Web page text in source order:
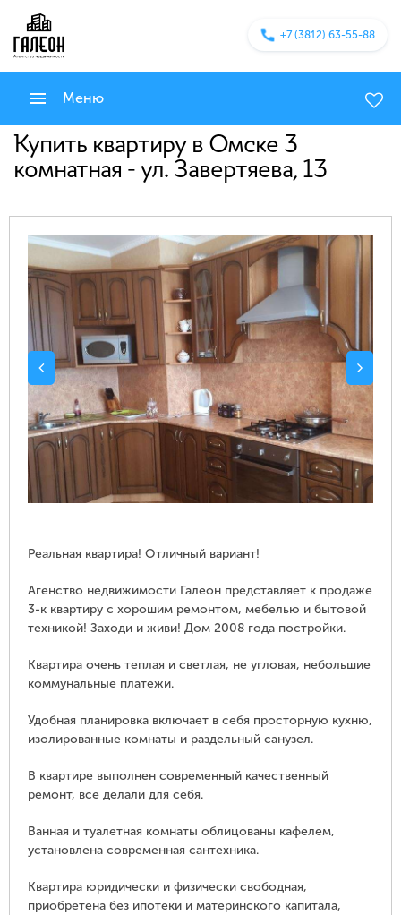
+7 (3812) 63-55-88
Меню
Купить квартиру в Омске 3
комнатная - ул. Завертяева, 13
Реальная квартира! Отличный вариант!
Агенство недвижимости Галеон представляет к продаже
3-к квартиру с хорошим ремонтом, мебелью и бытовой
техникой! Заходи и живи! Дом 2008 года постройки.
Квартира очень теплая и светлая, не угловая, небольшие
коммунальные платежи.
Удобная планировка включает в себя просторную кухню,
изолированные комнаты и раздельный санузел.
В квартире выполнен современный качественный
ремонт, все делали для себя.
Ванная и туалетная комнаты облицованы кафелем,
установлена современная сантехника.
Квартира юридически и физически свободная,
приобретена без ипотеки и материнского капитала,